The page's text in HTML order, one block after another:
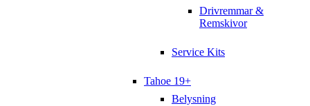
Drivremmar &
Remskivor
Service Kits
Tahoe 19+
Belysning